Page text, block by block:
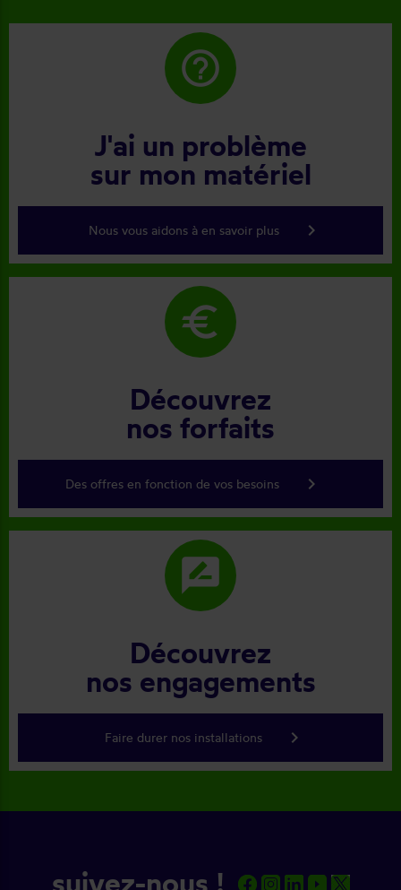
help_outline
J'ai un problème
sur mon matériel
Nous vous aidons à en savoir plus keyboard_arrow_right
euro
Découvrez
nos forfaits
Des offres en fonction de vos besoins keyboard_arrow_right
rate_review
Découvrez
nos engagements
Faire durer nos installations keyboard_arrow_right
suivez-nous !